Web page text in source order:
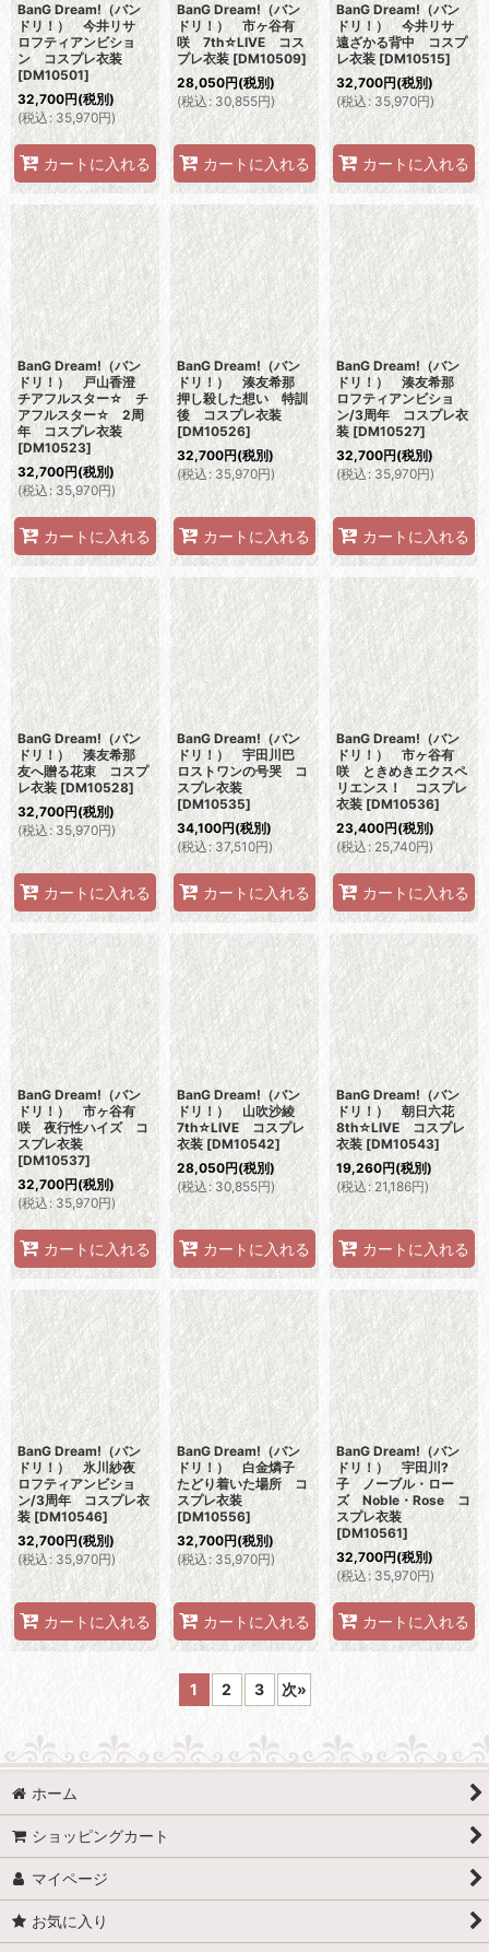
BanG Dream!（バン
ドリ！） 今井リサ
ロフティアンビショ
ン コスプレ衣装
[DM10501]
32,700円(税別)
(税込: 35,970円)
カートに入れる
BanG Dream!（バン
ドリ！） 市ヶ谷有
咲 7th☆LIVE コス
プレ衣装 [DM10509]
28,050円(税別)
(税込: 30,855円)
カートに入れる
BanG Dream!（バン
ドリ！） 今井リサ
遠ざかる背中 コスプ
レ衣装 [DM10515]
32,700円(税別)
(税込: 35,970円)
カートに入れる
BanG Dream!（バン
ドリ！） 戸山香澄
チアフルスター☆ チ
アフルスター☆ 2周
年 コスプレ衣装
[DM10523]
32,700円(税別)
(税込: 35,970円)
カートに入れる
BanG Dream!（バン
ドリ！） 湊友希那
押し殺した想い 特訓
後 コスプレ衣装
[DM10526]
32,700円(税別)
(税込: 35,970円)
カートに入れる
BanG Dream!（バン
ドリ！） 湊友希那
ロフティアンビショ
ン/3周年 コスプレ衣
装 [DM10527]
32,700円(税別)
(税込: 35,970円)
カートに入れる
BanG Dream!（バン
ドリ！） 湊友希那
友へ贈る花束 コスプ
レ衣装 [DM10528]
32,700円(税別)
(税込 : 35,970円)
カートに入れる
BanG Dream!（バン
ドリ！） 宇田川巴
ロストワンの号哭 コ
スプレ衣装
[DM10535]
34,100円(税別)
(税込: 37,510円)
カートに入れる
BanG Dream!（バン
ドリ！） 市ヶ谷有
咲 ときめきエクスペ
リエンス！ コスプレ
衣装 [DM10536]
23,400円(税別)
(税込: 25,740円)
カートに入れる
BanG Dream!（バン
ドリ！） 市ヶ谷有
咲 夜行性ハイズ コ
スプレ衣装
[DM10537]
32,700円(税別)
(税込: 35,970円)
カートに入れる
BanG Dream!（バン
ドリ！） 山吹沙綾
7th☆LIVE コスプレ
衣装 [DM10542]
28,050円(税別)
(税込 : 30,855円)
カートに入れる
BanG Dream!（バン
ドリ！） 朝日六花
8th☆LIVE コスプレ
衣装 [DM10543]
19,260円(税別)
(税込: 21,186円)
カートに入れる
BanG Dream!（バン
ドリ！） 氷川紗夜
ロフティアンビショ
ン/3周年 コスプレ衣
装 [DM10546]
32,700円(税別)
(税込: 35,970円)
カートに入れる
BanG Dream!（バン
ドリ！） 白金燐子
たどり着いた場所 コ
スプレ衣装
[DM10556]
32,700円(税別)
(税込: 35,970円)
カートに入れる
BanG Dream!（バン
ドリ！） 宇田川?
子 ノーブル・ロー
ズ Noble・Rose コ
スプレ衣装
[DM10561]
32,700円(税別)
(税込: 35,970円)
カートに入れる
1 2 3 次»
ホーム
ショッピングカート
マイページ
お気に入り